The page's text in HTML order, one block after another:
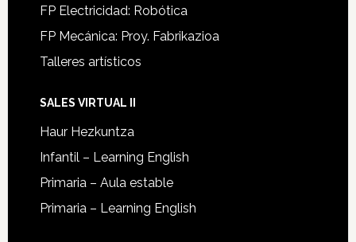
FP Electricidad: Robótica
FP Mecánica: Proy. Fabrikazioa
Talleres artísticos
SALES VIRTUAL II
Haur Hezkuntza
Infantil – Learning English
Primaria – Aula estable
Primaria – Learning English